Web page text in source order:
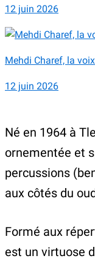
12 juin 2026
Mehdi Charef, la
12 juin 2026
Né en 1964 à
ornementée et
percussions
aux côtés du
Formé aux
est un virtuose